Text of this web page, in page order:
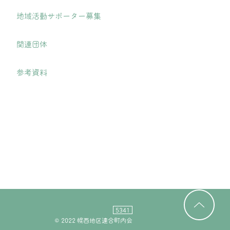
地域活動サポーター募集
関連団体
参考資料
5341
© 2022 幌西地区連合町内会